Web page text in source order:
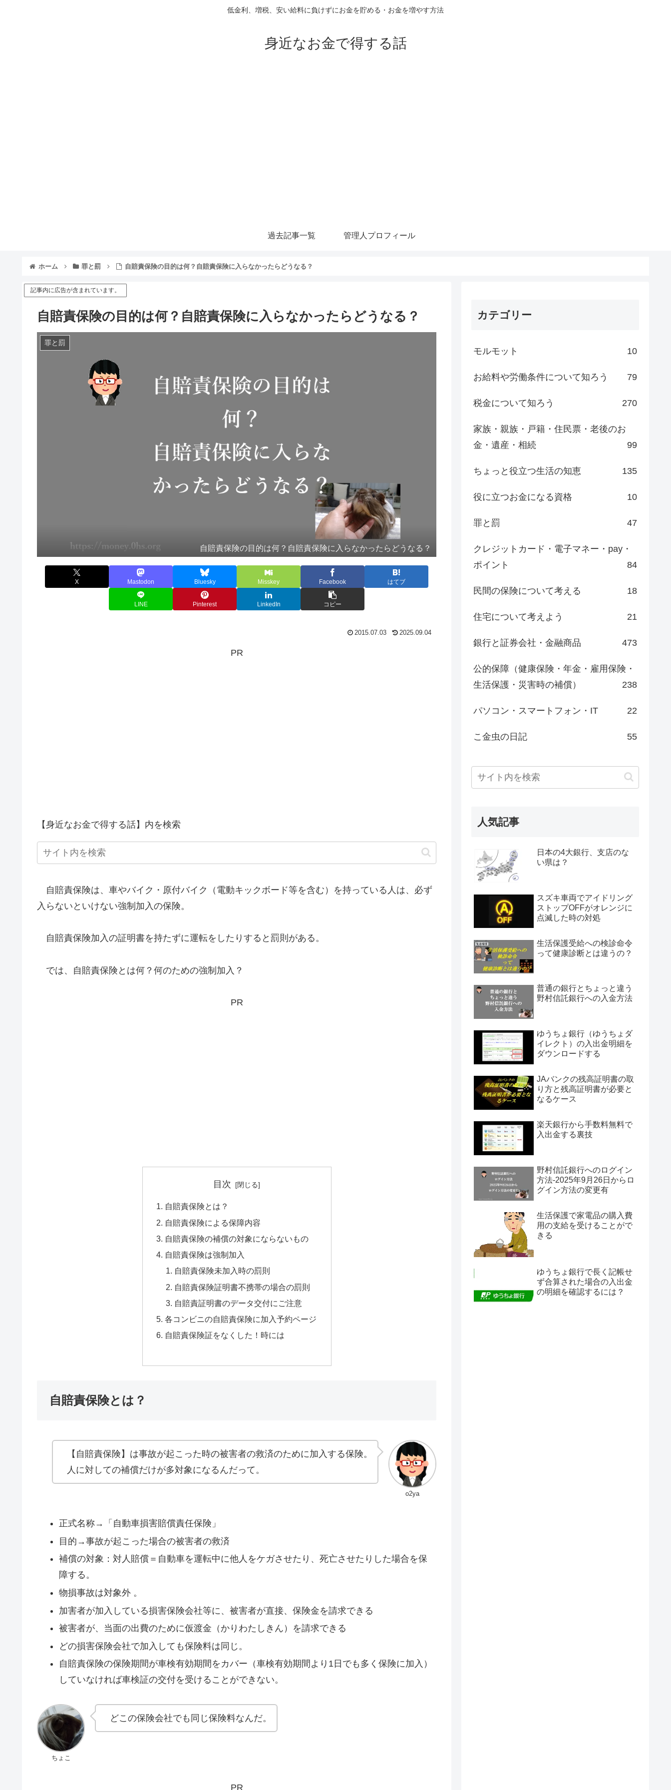
低金利、増税、安い給料に負けずにお金を貯める・お金を増やす方法
身近なお金で得する話
過去記事一覧 管理人プロフィール
ホーム 罪と罰 自賠責保険の目的は何？自賠責保険に入らなかったらどうなる？
記事内に広告が含まれています。
自賠責保険の目的は何？自賠責保険に入らなかったらどうなる？
罪と罰
自賠責保険の目的は何？自賠責保険に入らなかったらどうなる？
X Mastodon Bluesky Misskey Facebook はてブ
LINE Pinterest LinkedIn コピー
2015.07.03 2025.09.04
PR
【身近なお金で得する話】内を検索
自賠責保険は、車やバイク・原付バイク（電動キックボード等を含む）を持っている人は、必ず
入らないといけない強制加入の保険。
自賠責保険加入の証明書を持たずに運転をしたりすると罰則がある。
では、自賠責保険とは何？何のための強制加入？
PR
目次
自賠責保険とは？
自賠責保険による保障内容
自賠責保険の補償の対象にならないもの
自賠責保険は強制加入
自賠責保険未加入時の罰則
自賠責保険証明書不携帯の場合の罰則
自賠責証明書のデータ交付にご注意
各コンビニの自賠責保険に加入予約ページ
自賠責保険証をなくした！時には
自賠責保険とは？
o2ya
【自賠責保険】は事故が起こった時の被害者の救済のために加入する保険。
人に対しての補償だけが多対象になるんだって。
正式名称→「自動車損害賠償責任保険」
目的→事故が起こった場合の被害者の救済
補償の対象：対人賠償＝自動車を運転中に他人をケガさせたり、死亡させたりした場合を保
障する。
物損事故は対象外 。
加害者が加入している損害保険会社等に、被害者が直接、保険金を請求できる
被害者が、当面の出費のために仮渡金（かりわたしきん）を請求できる
どの損害保険会社で加入しても保険料は同じ。
自賠責保険の保険期間が車検有効期間をカバー（車検有効期間より1日でも多く保険に加入）
していなければ車検証の交付を受けることができない。
ちょこ
どこの保険会社でも同じ保険料なんだ。
PR
カテゴリー
モルモット 10
お給料や労働条件について知ろう 79
税金について知ろう 270
家族・親族・戸籍・住民票・老後のお
金・遺産・相続
99
ちょっと役立つ生活の知恵 135
役に立つお金になる資格 10
罪と罰 47
クレジットカード・電子マネー・pay・
ポイント
84
民間の保険について考える 18
住宅について考えよう 21
銀行と証券会社・金融商品 473
公的保障（健康保険・年金・雇用保険・
生活保護・災害時の補償）
238
パソコン・スマートフォン・IT 22
こ金虫の日記 55
人気記事
日本の4大銀行、支店のな
い県は？
スズキ車両でアイドリング
ストップOFFがオレンジに
点滅した時の対処
生活保護受給への検診命令
って健康診断とは違うの？
普通の銀行とちょっと違う
野村信託銀行への入金方法
ゆうちょ銀行（ゆうちょダ
イレクト）の入出金明細を
ダウンロードする
JAバンクの残高証明書の取
り方と残高証明書が必要と
なるケース
楽天銀行から手数料無料で
入出金する裏技
野村信託銀行へのログイン
方法-2025年9月26日からロ
グイン方法の変更有
生活保護で家電品の購入費
用の支給を受けることがで
きる
ゆうちょ銀行で長く記帳せ
ず合算された場合の入出金
の明細を確認するには？